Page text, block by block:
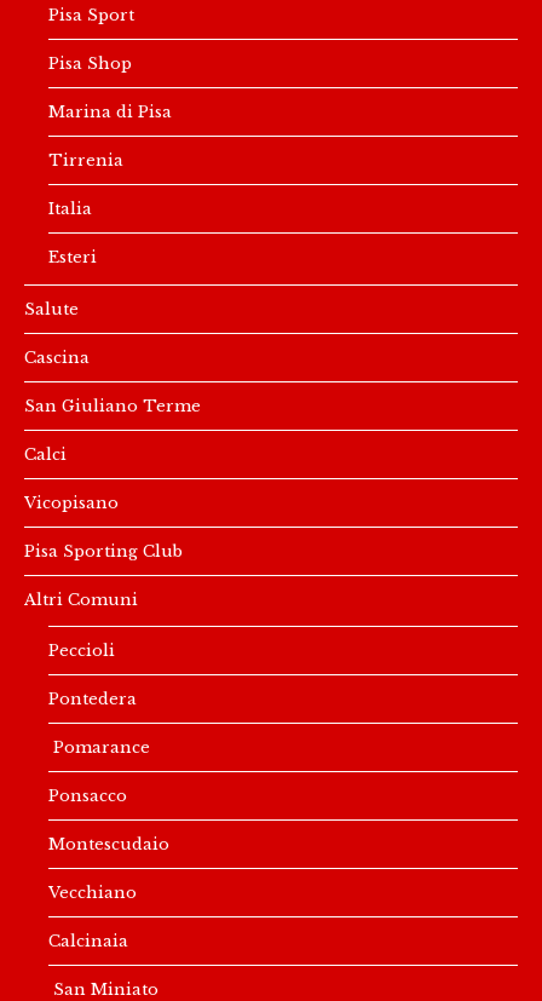
Pisa Sport
Pisa Shop
Marina di Pisa
Tirrenia
Italia
Esteri
Salute
Cascina
San Giuliano Terme
Calci
Vicopisano
Pisa Sporting Club
Altri Comuni
Peccioli
Pontedera
Pomarance
Ponsacco
Montescudaio
Vecchiano
Calcinaia
San Miniato